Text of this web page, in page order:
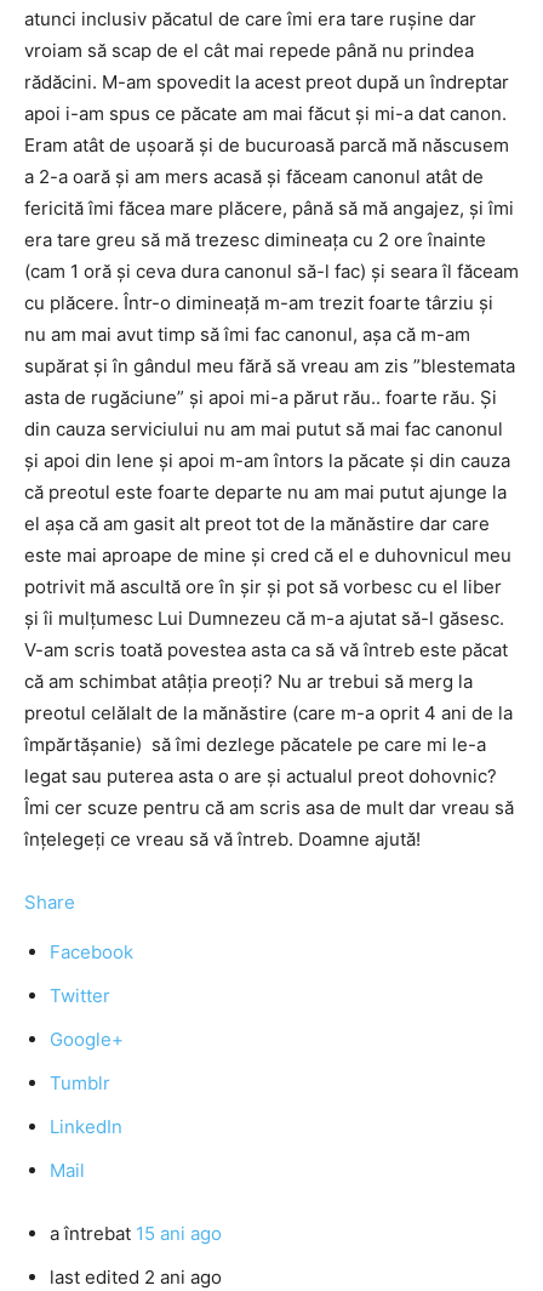
atunci inclusiv păcatul de care îmi era tare rușine dar
vroiam să scap de el cât mai repede până nu prindea
rădăcini. M-am spovedit la acest preot după un îndreptar
apoi i-am spus ce păcate am mai făcut și mi-a dat canon.
Eram atât de ușoară și de bucuroasă parcă mă născusem
a 2-a oară și am mers acasă și făceam canonul atât de
fericită îmi făcea mare plăcere, până să mă angajez, și îmi
era tare greu să mă trezesc dimineața cu 2 ore înainte
(cam 1 oră și ceva dura canonul să-l fac) și seara îl făceam
cu plăcere. Într-o dimineață m-am trezit foarte târziu și
nu am mai avut timp să îmi fac canonul, așa că m-am
supărat și în gândul meu fără să vreau am zis ”blestemata
asta de rugăciune” și apoi mi-a părut rău.. foarte rău. Și
din cauza serviciului nu am mai putut să mai fac canonul
și apoi din lene și apoi m-am întors la păcate și din cauza
că preotul este foarte departe nu am mai putut ajunge la
el așa că am gasit alt preot tot de la mănăstire dar care
este mai aproape de mine și cred că el e duhovnicul meu
potrivit mă ascultă ore în șir și pot să vorbesc cu el liber
și îi mulțumesc Lui Dumnezeu că m-a ajutat să-l găsesc.
V-am scris toată povestea asta ca să vă întreb este păcat
că am schimbat atâția preoți? Nu ar trebui să merg la
preotul celălalt de la mănăstire (care m-a oprit 4 ani de la
împărtășanie) să îmi dezlege păcatele pe care mi le-a
legat sau puterea asta o are și actualul preot dohovnic?
Îmi cer scuze pentru că am scris asa de mult dar vreau să
înțelegeți ce vreau să vă întreb. Doamne ajută!
Share
Facebook
Twitter
Google+
Tumblr
LinkedIn
Mail
a întrebat 15 ani ago
last edited 2 ani ago